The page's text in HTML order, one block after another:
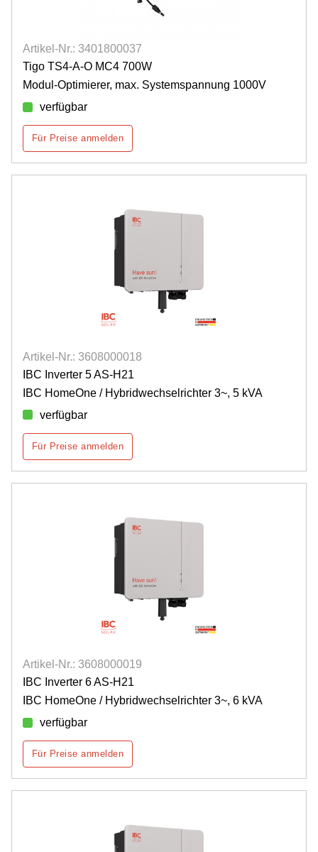
Artikel-Nr.: 3401800037
Tigo TS4-A-O MC4 700W
Modul-Optimierer, max. Systemspannung 1000V
verfügbar
Für Preise anmelden
Artikel-Nr.: 3608000018
IBC Inverter 5 AS-H21
IBC HomeOne / Hybridwechselrichter 3~, 5 kVA
verfügbar
Für Preise anmelden
Artikel-Nr.: 3608000019
IBC Inverter 6 AS-H21
IBC HomeOne / Hybridwechselrichter 3~, 6 kVA
verfügbar
Für Preise anmelden